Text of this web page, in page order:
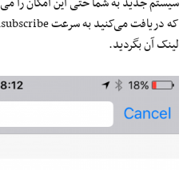
که دریافت می‌کنید به سرعت
لینک آن بگردید.